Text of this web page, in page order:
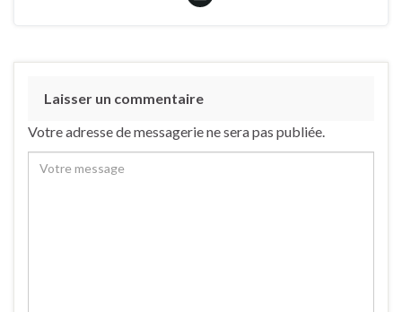
Laisser un commentaire
Votre adresse de messagerie ne sera pas publiée.